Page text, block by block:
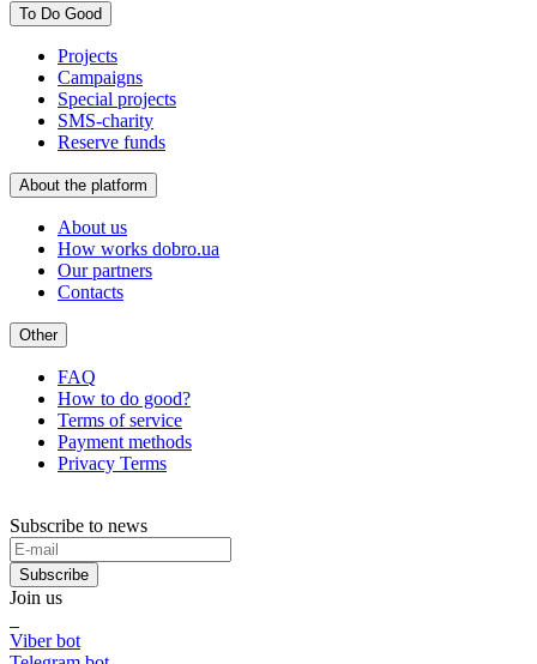
To Do Good
Projects
Campaigns
Special projects
SMS-charity
Reserve funds
About the platform
About us
How works dobro.ua
Our partners
Contacts
Other
FAQ
How to do good?
Terms of service
Payment methods
Privacy Terms
Subscribe to news
Subscribe
Join us
Viber bot